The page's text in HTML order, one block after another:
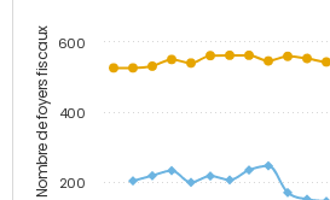
Nombre de foyers fiscaux 200
400
600